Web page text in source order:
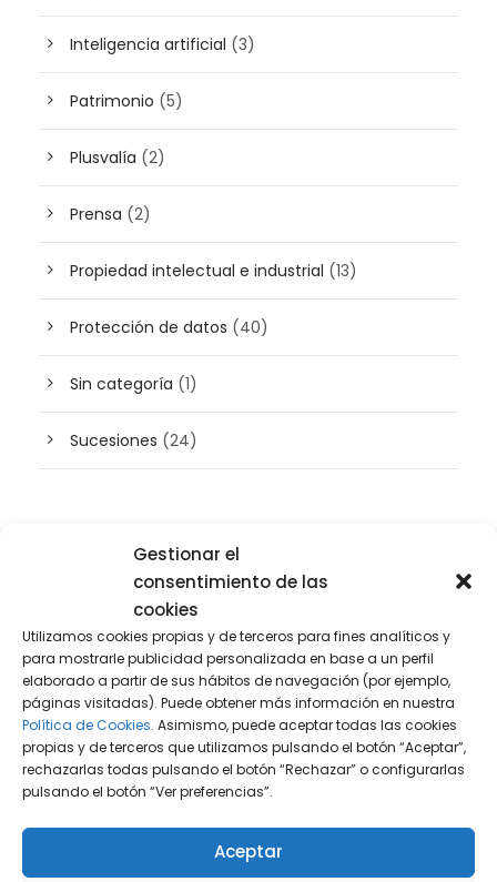
Gestionar el
consentimiento de las
cookies
Utilizamos cookies propias y de terceros para fines analíticos y
para mostrarle publicidad personalizada en base a un perfil
elaborado a partir de sus hábitos de navegación (por ejemplo,
páginas visitadas). Puede obtener más información en nuestra
Política de Cookies. Asimismo, puede aceptar todas las cookies
propias y de terceros que utilizamos pulsando el botón “Aceptar”,
rechazarlas todas pulsando el botón “Rechazar” o configurarlas
pulsando el botón “Ver preferencias”.
Aceptar
Inteligencia artificial (3)
Patrimonio (5)
Plusvalía (2)
Prensa (2)
Propiedad intelectual e industrial (13)
Protección de datos (40)
Sin categoría (1)
Sucesiones (24)
Buscador de artículos
DiG ABOGADOS
DiG Abogados es un despacho de abogados
multidisciplinar especializado en las materias de